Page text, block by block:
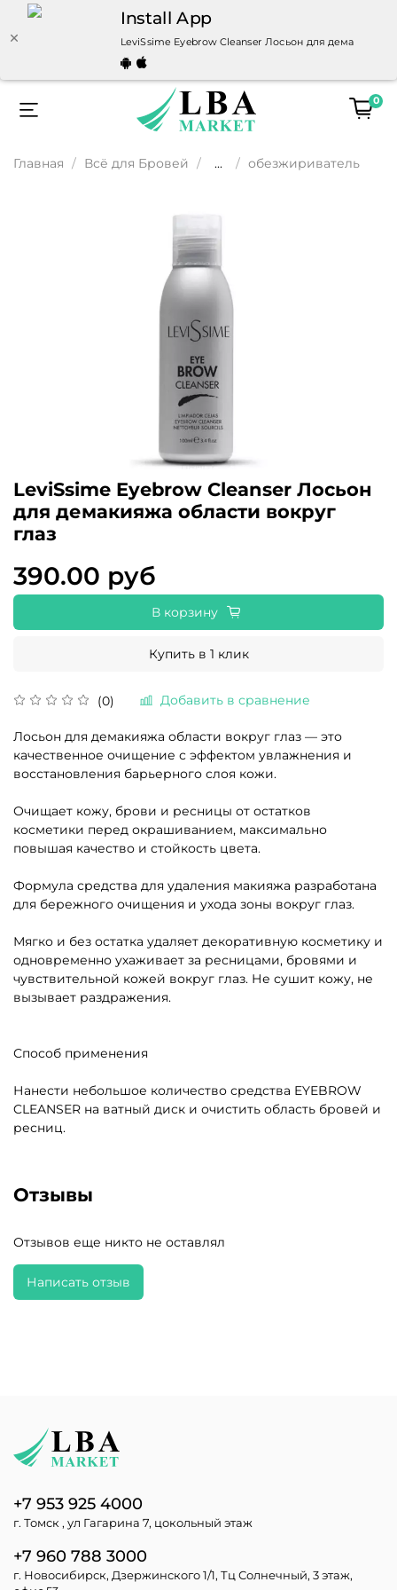
Install App
LeviSsime Eyebrow Cleanser Лосьон для демакияжа
0
Главная Всё для Бровей ... обезжириватель
LeviSsime Eyebrow Cleanser Лосьон
для демакияжа области вокруг
глаз
(0) Добавить в сравнение
390.00 руб
В корзину
Купить в 1 клик
Лосьон для демакияжа области вокруг глаз — это
качественное очищение с эффектом увлажнения и
восстановления барьерного слоя кожи.
Очищает кожу, брови и ресницы от остатков
косметики перед окрашиванием, максимально
повышая качество и стойкость цвета.
Формула средства для удаления макияжа разработана
для бережного очищения и ухода зоны вокруг глаз.
Мягко и без остатка удаляет декоративную косметику и
одновременно ухаживает за ресницами, бровями и
чувствительной кожей вокруг глаз. Не сушит кожу, не
вызывает раздражения.
Способ применения
Нанести небольшое количество средства EYEBROW
CLEANSER на ватный диск и очистить область бровей и
ресниц.
Отзывы
Отзывов еще никто не оставлял
Написать отзыв
+7 953 925 4000
г. Томск , ул Гагарина 7, цокольный этаж
+7 960 788 3000
г. Новосибирск, Дзержинского 1/1, Тц Солнечный, 3 этаж,